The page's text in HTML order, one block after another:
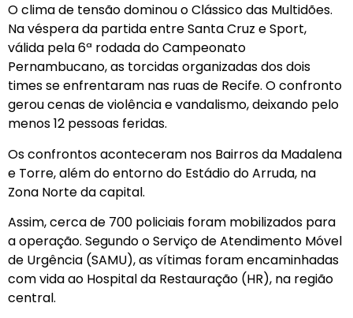
O clima de tensão dominou o Clássico das Multidões.
Na véspera da partida entre Santa Cruz e Sport,
válida pela 6ª rodada do Campeonato
Pernambucano, as torcidas organizadas dos dois
times se enfrentaram nas ruas de Recife. O confronto
gerou cenas de violência e vandalismo, deixando pelo
menos 12 pessoas feridas.
Os confrontos aconteceram nos Bairros da Madalena
e Torre, além do entorno do Estádio do Arruda, na
Zona Norte da capital.
Assim, cerca de 700 policiais foram mobilizados para
a operação. Segundo o Serviço de Atendimento Móvel
de Urgência (SAMU), as vítimas foram encaminhadas
com vida ao Hospital da Restauração (HR), na região
central.